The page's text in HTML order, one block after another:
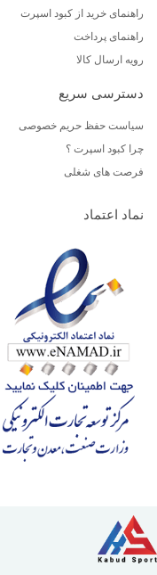
راهنمای خرید از کبود اسپرت
راهنمای پرداخت
رویه ارسال کالا
دسترسی سریع
سیاست حفظ حریم خصوصی
چرا کبود اسپرت ؟
فرصت های شغلی
نماد اعتماد